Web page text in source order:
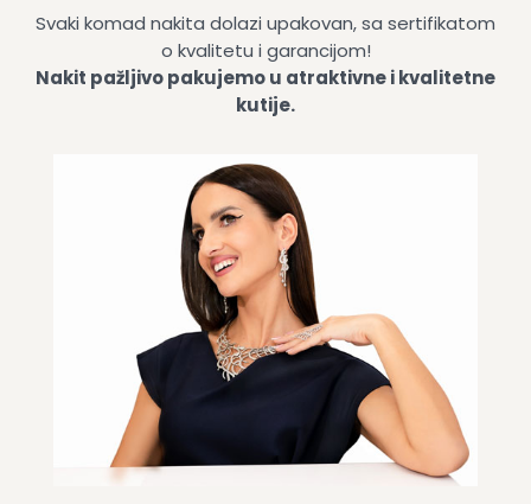
Svaki komad nakita dolazi upakovan, sa sertifikatom
o kvalitetu i garancijom!
Nakit pažljivo pakujemo u atraktivne i kvalitetne
kutije.